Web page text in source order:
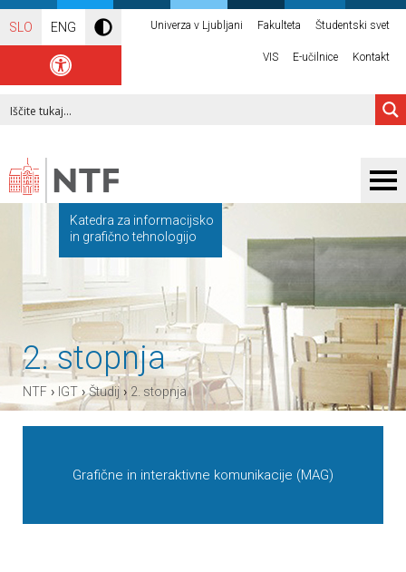
SLO ENG Univerza v Ljubljani Fakulteta Študentski svet
VIS E-učilnice Kontakt
Katedra za informacijsko
in grafično tehnologijo
2. stopnja
NTF › IGT ›Študij › 2. stopnja
Grafične in interaktivne komunikacije (MAG)